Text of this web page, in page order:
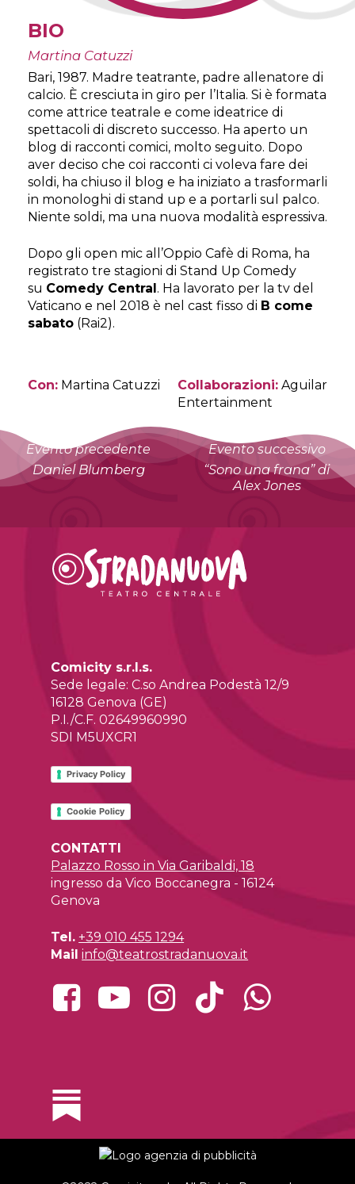
BIO
Martina Catuzzi
Bari, 1987. Madre teatrante, padre allenatore di
calcio. È cresciuta in giro per l’Italia. Si è formata
come attrice teatrale e come ideatrice di
spettacoli di discreto successo. Ha aperto un
blog di racconti comici, molto seguito. Dopo
aver deciso che coi racconti ci voleva fare dei
soldi, ha chiuso il blog e ha iniziato a trasformarli
in monologhi di stand up e a portarli sul palco.
Niente soldi, ma una nuova modalità espressiva.
Dopo gli open mic all’Oppio Cafè di Roma, ha
registrato tre stagioni di Stand Up Comedy
su Comedy Central. Ha lavorato per la tv del
Vaticano e nel 2018 è nel cast fisso di B come
sabato (Rai2).
Con: Martina Catuzzi Collaborazioni: Aguilar
Entertainment
Evento precedente
Daniel Blumberg
Evento successivo
“Sono una frana” di
Alex Jones
Comicity s.r.l.s.
Sede legale: C.so Andrea Podestà 12/9
16128 Genova (GE)
P.I./C.F. 02649960990
SDI M5UXCR1
Privacy Policy
Cookie Policy
CONTATTI
Palazzo Rosso in Via Garibaldi, 18
ingresso da Vico Boccanegra - 16124
Genova
Tel. +39 010 455 1294
Mail info@teatrostradanuova.it